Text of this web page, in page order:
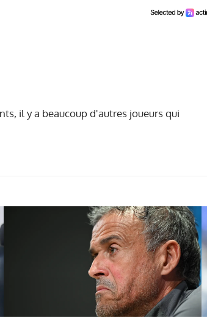
il y a beaucoup d'autres joueurs qui